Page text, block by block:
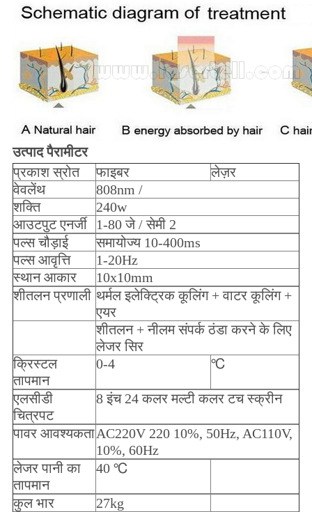
उत्पाद पैरामीटर
प्रकाश स्रोत
फाइबर
लेज़र
वेवलेंथ
808nm /
शक्ति
240w
आउटपुट एनर्जी
1-80 जे / सेमी 2
पल्स चौड़ाई
समायोज्य 10-400ms
पल्स आवृत्ति
1-20Hz
स्थान आकार
10x10mm
शीतलन प्रणाली थर्मल इलेक्ट्रिक कूलिंग + वाटर कूलिंग +
एयर
शीतलन + नीलम संपर्क ठंडा करने के लिए
लेजर सिर
क्रिस्टल
तापमान
0-4 ℃
एलसीडी
चित्रपट
8 इंच 24 कलर मल्टी कलर टच स्क्रीन
पावर आवश्यकताAC220V 220 10%, 50Hz, AC110V,
10%, 60Hz
लेजर पानी का
तापमान
40 ℃
कुल भार
27kg